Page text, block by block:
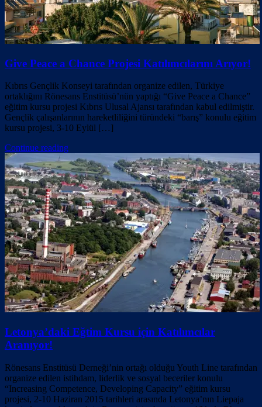
Give Peace a Chance Projesi Katılımcılarını Arıyor!
Kıbrıs Gençlik Konseyi tarafından organize edilen, Türkiye
ortaklığını Rönesans Enstitüsü’nün yaptığı “Give Peace a Chance”
eğitim kursu projesi Kıbrıs Ulusal Ajansı tarafından kabul edilmiştir.
Gençlik çalışanlarının hareketliliğini türündeki “barış” konulu eğitim
kursu projesi, 3-10 Eylül […]
Continue reading
Letonya’daki Eğtim Kursu için Katılımcılar
Aranıyor!
Rönesans Enstitüsü Derneği’nin ortağı olduğu Youth Line tarafından
organize edilen istihdam, liderlik ve sosyal beceriler konulu
“Increasing Competence, Developing Capacity” eğitim kursu
projesi, 2-10 Haziran 2015 tarihleri arasında Letonya’nın Liepaja